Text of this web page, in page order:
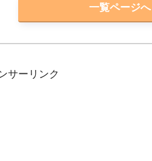
一覧ページへ
サーリンク